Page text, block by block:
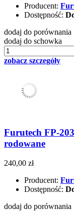
Producent:
Dostępność:
dodaj do porównania
dodaj do schowka
zobacz szczegóły
Furutech FP-
rodowane
240,00 zł
Producent:
Dostępność:
dodaj do porównania